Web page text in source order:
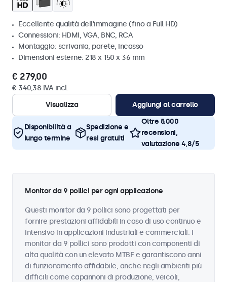
Eccellente qualità dell'immagine (fino a Full HD)
Connessioni: HDMI, VGA, BNC, RCA
Montaggio: scrivania, parete, incasso
Dimensioni esterne: 218 x 150 x 36 mm
€ 279,00
€ 340,38 IVA incl.
Visualizza
Aggiungi al carrello
Disponibilità a
lungo termine
Spedizione e
resi gratuiti
Oltre 5.000
recensioni,
valutazione 4,8/5
Monitor da 9 pollici per ogni applicazione
Questi monitor da 9 pollici sono progettati per
fornire prestazioni affidabili in caso di uso continuo e
intensivo in applicazioni industriali e commerciali. I
monitor da 9 pollici sono prodotti con componenti di
alta qualità con un elevato MTBF e garantiscono anni
di funzionamento affidabile, anche negli ambienti più
difficili come capannoni di produzione, veicoli,